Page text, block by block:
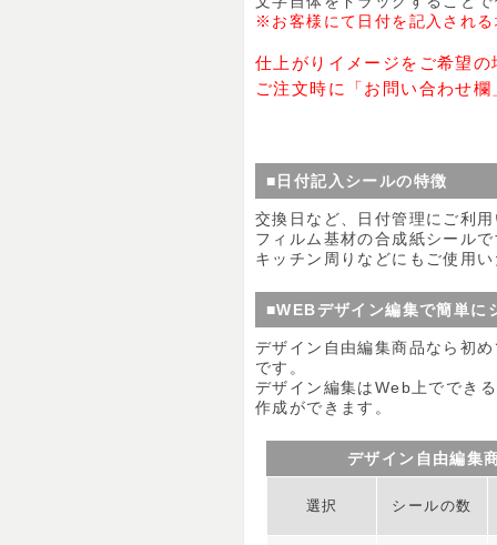
※お客様にて日付を記入され
仕上がりイメージをご希望の
ご注文時に「お問い合わせ
■日付記入シールの特徴
交換日など、日付管理にご利
フィルム基材の合成紙シール
キッチン周りなどにもご使用
■WEBデザイン編集で簡単に
デザイン自由編集商品なら初
です。
デザイン編集はWeb上ででき
作成ができます。
デザイン自由編集
選択 シールの数